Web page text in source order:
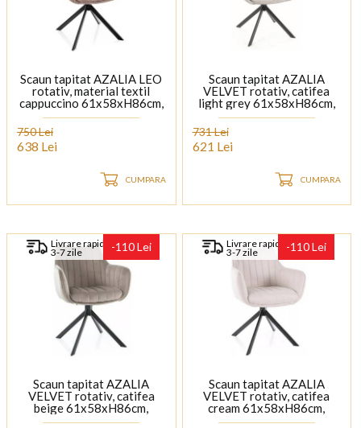
Scaun tapitat AZALIA LEO
rotativ, material textil
cappuccino 61x58xH86cm,
picioare negre
750 Lei
638 Lei
CUMPARA
Scaun tapitat AZALIA
VELVET rotativ, catifea
light grey 61x58xH86cm,
picioare negre
731 Lei
621 Lei
CUMPARA
Livrare rapida
3-7 zile -110 Lei
Scaun tapitat AZALIA
VELVET rotativ, catifea
beige 61x58xH86cm,
picioare negre
Livrare rapida
3-7 zile -110 Lei
Scaun tapitat AZALIA
VELVET rotativ, catifea
cream 61x58xH86cm,
picioare negre